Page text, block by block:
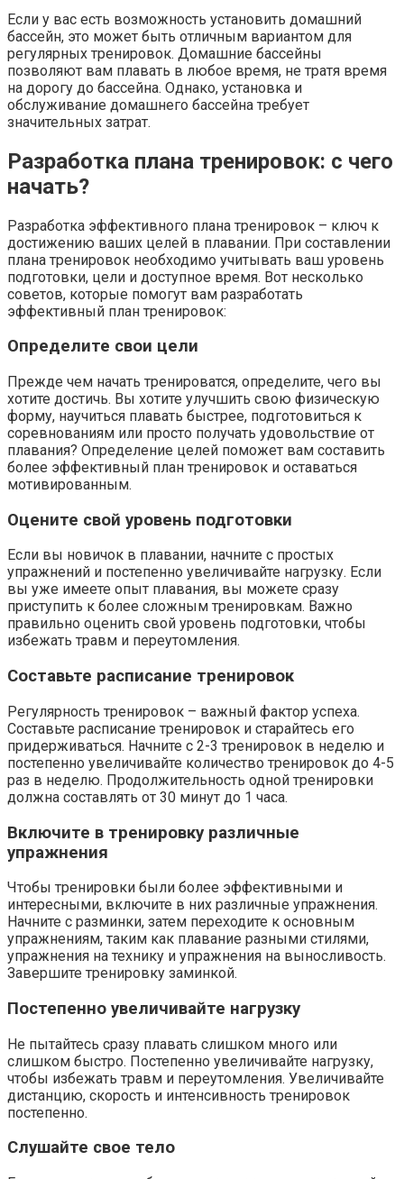
Если у вас есть возможность установить домашний
бассейн, это может быть отличным вариантом для
регулярных тренировок. Домашние бассейны
позволяют вам плавать в любое время, не тратя время
на дорогу до бассейна. Однако, установка и
обслуживание домашнего бассейна требует
значительных затрат.
Разработка плана тренировок: с чего
начать?
Разработка эффективного плана тренировок – ключ к
достижению ваших целей в плавании. При составлении
плана тренировок необходимо учитывать ваш уровень
подготовки, цели и доступное время. Вот несколько
советов, которые помогут вам разработать
эффективный план тренировок:
Определите свои цели
Прежде чем начать тренироватся, определите, чего вы
хотите достичь. Вы хотите улучшить свою физическую
форму, научиться плавать быстрее, подготовиться к
соревнованиям или просто получать удовольствие от
плавания? Определение целей поможет вам составить
более эффективный план тренировок и оставаться
мотивированным.
Оцените свой уровень подготовки
Если вы новичок в плавании, начните с простых
упражнений и постепенно увеличивайте нагрузку. Если
вы уже имеете опыт плавания, вы можете сразу
приступить к более сложным тренировкам. Важно
правильно оценить свой уровень подготовки, чтобы
избежать травм и переутомления.
Составьте расписание тренировок
Регулярность тренировок – важный фактор успеха.
Составьте расписание тренировок и старайтесь его
придерживаться. Начните с 2-3 тренировок в неделю и
постепенно увеличивайте количество тренировок до 4-5
раз в неделю. Продолжительность одной тренировки
должна составлять от 30 минут до 1 часа.
Включите в тренировку различные
упражнения
Чтобы тренировки были более эффективными и
интересными, включите в них различные упражнения.
Начните с разминки, затем переходите к основным
упражнениям, таким как плавание разными стилями,
упражнения на технику и упражнения на выносливость.
Завершите тренировку заминкой.
Постепенно увеличивайте нагрузку
Не пытайтесь сразу плавать слишком много или
слишком быстро. Постепенно увеличивайте нагрузку,
чтобы избежать травм и переутомления. Увеличивайте
дистанцию, скорость и интенсивность тренировок
постепенно.
Слушайте свое тело